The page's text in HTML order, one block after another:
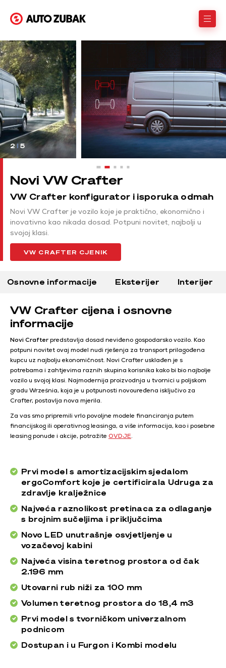
Novi VW Crafter
VW Crafter konfigurator i isporuka odmah
Novi VW Crafter je vozilo koje je praktično, ekonomično i
inovativno kao nikada dosad. Potpuni novitet, najbolji u
svojoj klasi.
VW CRAFTER CJENIK
2 I 5
Osnovne informacije Eksterijer Interijer
VW Crafter cijena i osnovne
informacije
Novi Crafterpredstavlja dosad neviđeno gospodarsko vozilo. Kao
potpuni novitet ovaj model nudi rješenja za transport prilagođena
kupcu uz najbolju ekonomičnost. Novi Crafter usklađen je s
potrebama i zahtjevima raznih skupina korisnika kako bi bio najbolje
vozilo u svojoj klasi. Najmodernija proizvodnja u tvornici u poljskom
gradu Września, koja je u potpunosti novouređena isključivo za
Crafter, postavlja nova mjerila.
Za vas smo pripremili vrlo povoljne modele financiranja putem
financijskog ili operativnog leasinga, a više informacija, kao i posebne
leasing ponude i akcije, potražite OVDJE.
Prvi model s amortizacijskim sjedalom
ergoComfort koje je certificirala Udruga za
zdravlje kralježnice
Najveća raznolikost pretinaca za odlaganje
s brojnim sučeljima i priključcima
Novo LED unutrašnje osvjetljenje u
vozačevoj kabini
Najveća visina teretnog prostora od čak
2.196 mm
Utovarni rub niži za 100 mm
Volumen teretnog prostora do 18,4 m3
Prvi model s tvorničkom univerzalnom
podnicom
Dostupan i u Furgon i Kombi modelu